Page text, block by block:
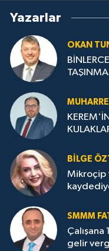
Yazarlar
OKAN
BILGE
Mikroçip
SMMM
gelir